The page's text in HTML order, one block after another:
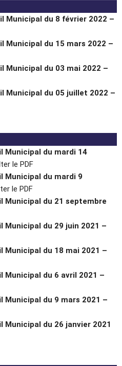
Municipaldu 8 février 2022 –
Municipal du 15 mars 2022 –
Municipal du 03 mai 2022 –
Municipal du 05 juillet 2022 –
Municipal du mardi 14
le PDF
Municipal du mardi 9
le PDF
Municipal du 21 septembre
Municipal du 29 juin 2021 –
Municipal du 18 mai 2021 –
Municipal du 6 avril 2021 –
Municipal du 9 mars 2021 –
Municipal du 26 janvier 2021